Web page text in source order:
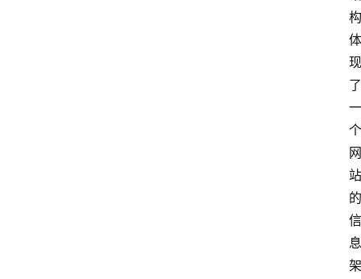
构
体
现
了
一
个
网
站
的
信
息
架